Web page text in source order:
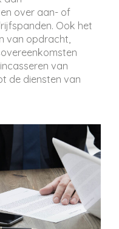
over aan- of
Ook het
van opdracht,
van
de diensten van